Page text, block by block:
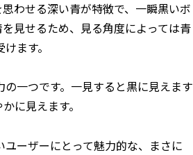
わせる深い青が特徴で、一瞬黒いボ
見せるため、見る角度によっては青
ます。
一つです。一見すると黒に見えます
に見えます。
ーザーにとって魅力的な、まさに